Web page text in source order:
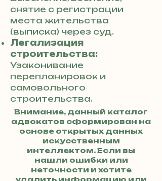
снятие с регистрации
места жительства
(выписка) через суд.
Легализация
строительства:
Узаконивание
перепланировок и
самовольного
строительства.
Внимание, данный каталог
адвокатов сформирован на
основе открытых данных
искусственным
интеллектом. Если вы
нашли ошибки или
неточности и хотите
удалить информацию или